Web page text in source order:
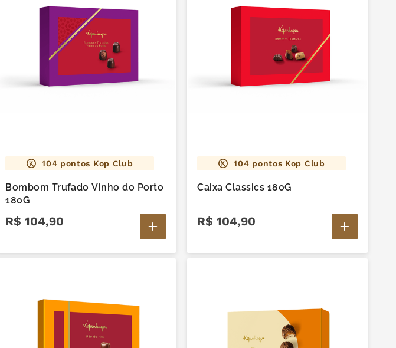
104 pontos Kop Club
Bombom Trufado Vinho do Porto
180G
R$ 104,90
104 pontos Kop Club
Caixa Classics 180G
R$ 104,90